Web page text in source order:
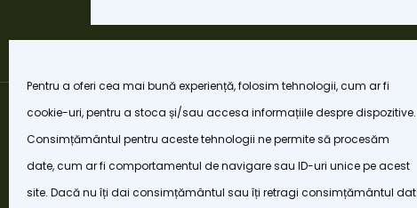
Pentru a oferi cea mai bună experiență, folosim tehnologii, cum ar fi
cookie-uri, pentru a stoca și/sau accesa informațiile despre dispozitive.
Consimțământul pentru aceste tehnologii ne permite să procesăm
date, cum ar fi comportamentul de navigare sau ID-uri unice pe acest
site. Dacă nu îți dai consimțământul sau îți retragi consimțământul dat